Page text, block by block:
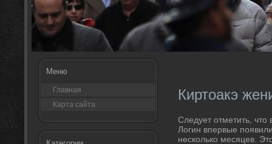
Меню
Главная
Карта сайта
Киртоакэ
Следует отметить,
Логин впервые
несколько месяцев.